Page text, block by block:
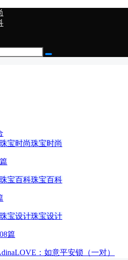
珠宝时尚
珠宝百科
珠宝设计
篇
：如意平安锁（一对）